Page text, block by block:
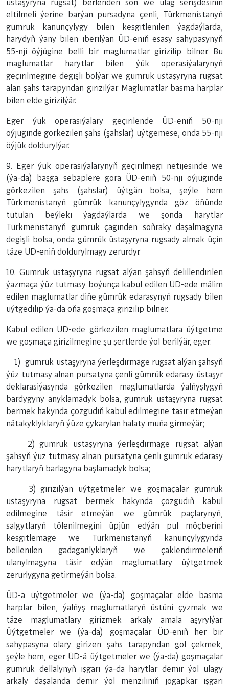
üstaşyryna rugsat) berlenden soň we ulag serişdesiniň
eltilmeli ýerine barýan pursadyna çenli, Türkmenistanyň
gümrük kanunçylygy bilen kesgitlenilen ýagdaýlarda,
harydyň ýany bilen iberilýän ÜD-eniň esasy sahypasynyň
55-nji öýjügine belli bir maglumatlar girizilip bilner. Bu
maglumatlar harytlar bilen ýük operasiýalarynyň
geçirilmegine degişli bolýar we gümrük üstaşyryna rugsat
alan şahs tarapyndan girizilýär. Maglumatlar basma harplar
bilen elde girizilýär.
Eger ýük operasiýalary geçirilende ÜD-eniň 50-nji
öýjüginde görkezilen şahs (şahslar) üýtgemese, onda 55-nji
öýjük doldurylýar.
9. Eger ýük operasiýalarynyň geçirilmegi netijesinde we
(ýa-da) başga sebäplere görä ÜD-eniň 50-nji öýjüginde
görkezilen şahs (şahslar) üýtgän bolsa, şeýle hem
Türkmenistanyň gümrük kanunçylygynda göz öňünde
tutulan beýleki ýagdaýlarda we şonda harytlar
Türkmenistanyň gümrük çäginden soňraky daşalmagyna
degişli bolsa, onda gümrük üstaşyryna rugsady almak üçin
täze ÜD-eniň doldurylmagy zerurdyr.
10. Gümrük üstaşyryna rugsat alýan şahsyň delillendirilen
ýazmaça ýüz tutmasy boýunça kabul edilen ÜD-ede mälim
edilen maglumatlar diňe gümrük edarasynyň rugsady bilen
üýtgedilip ýa-da oňa goşmaça girizilip bilner.
Kabul edilen ÜD-ede görkezilen maglumatlara üýtgetme
we goşmaça girizilmegine şu şertlerde ýol berilýär, eger:
1) gümrük üstaşyryna ýerleşdirmäge rugsat alýan şahsyň
ýüz tutmasy alnan pursatyna çenli gümrük edarasy üstaşyr
deklarasiýasynda görkezilen maglumatlarda ýalňyşlygyň
bardygyny anyklamadyk bolsa, gümrük üstaşyryna rugsat
bermek hakynda çözgüdiň kabul edilmegine täsir etmeýän
nätakyklyklaryň ýüze çykarylan halaty muňa girmeýär;
2) gümrük üstaşyryna ýerleşdirmäge rugsat alýan
şahsyň ýüz tutmasy alnan pursatyna çenli gümrük edarasy
harytlaryň barlagyna başlamadyk bolsa;
3) girizilýän üýtgetmeler we goşmaçalar gümrük
üstaşyryna rugsat bermek hakynda çözgüdiň kabul
edilmegine täsir etmeýän we gümrük paçlarynyň,
salgytlaryň tölenilmegini üpjün edýän pul möçberini
kesgitlemäge we Türkmenistanyň kanunçylygynda
bellenilen gadaganlyklaryň we çäklendirmeleriň
ulanylmagyna täsir edýän maglumatlary üýtgetmek
zerurlygyna getirmeýän bolsa.
ÜD-ä üýtgetmeler we (ýa-da) goşmaçalar elde basma
harplar bilen, ýalňyş maglumatlaryň üstüni çyzmak we
täze maglumatlary girizmek arkaly amala aşyrylýar.
Üýtgetmeler we (ýa-da) goşmaçalar ÜD-eniň her bir
sahypasyna olary girizen şahs tarapyndan gol çekmek,
şeýle hem, eger ÜD-ä üýtgetmeler we (ýa-da) goşmaçalar
gümrük dellalynyň işgäri ýa-da harytlar demir ýol ulagy
arkaly daşalanda demir ýol menziliniň jogapkär işgäri